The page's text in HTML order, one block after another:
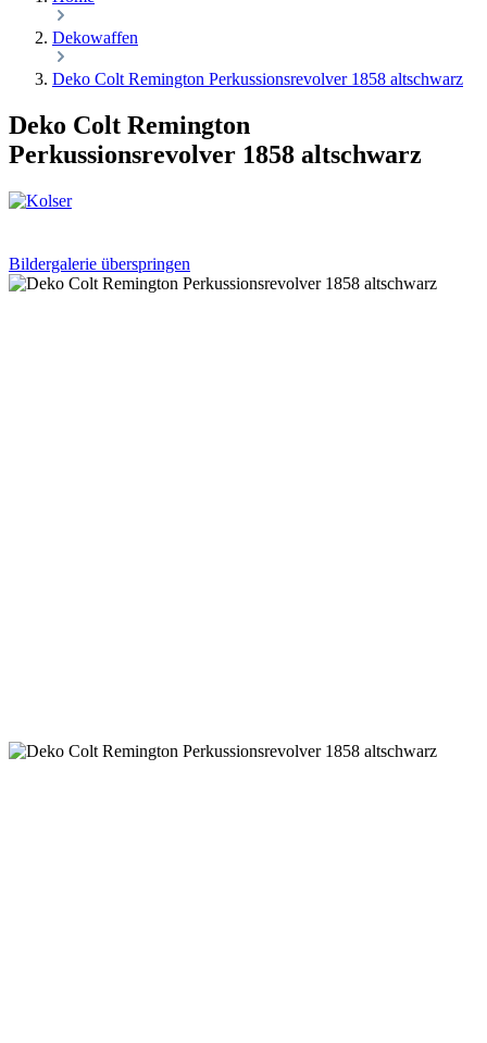
Dekowaffen
Deko Colt Remington Perkussionsrevolver 1858 altschwarz
Deko Colt Remington
Perkussionsrevolver 1858 altschwarz
Bildergalerie überspringen